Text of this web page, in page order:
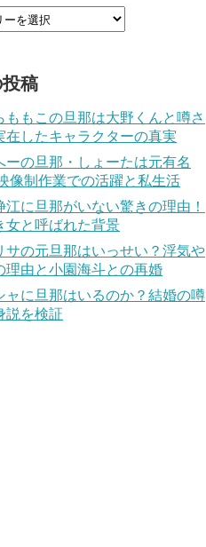
稿
ももこの旦那は大野くんと噂さ
在したキャラクターの真実
ーの旦那・しょーたは元有名
像制作業での活躍と私生活
江に旦那がいない驚きの理由！
女と呼ばれた背景
サの元旦那はいっせい？浮気や
理由と小園海斗との再婚
ャに旦那はいるのか？結婚の噂
説を検証